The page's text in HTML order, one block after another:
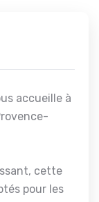
accueille à
cette
pour les